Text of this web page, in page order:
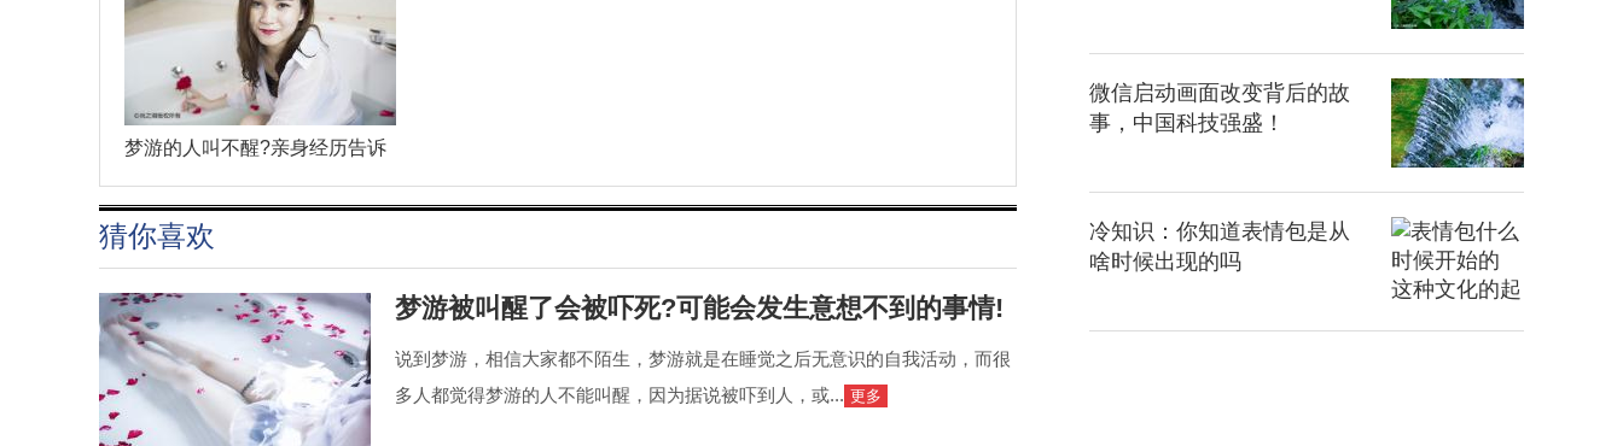
梦游的人叫不醒?亲身经历告诉
猜你喜欢
梦游被叫醒了会被吓死?可能会发生意想不到的事情!
说到梦游，相信大家都不陌生，梦游就是在睡觉之后无意识的自我活动，而很
多人都觉得梦游的人不能叫醒，因为据说被吓到人，或... 更多
微信启动画面改变背后的故
事，中国科技强盛！
冷知识：你知道表情包是从
啥时候出现的吗